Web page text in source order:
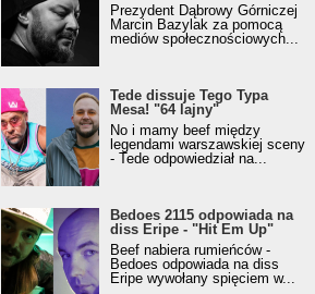
Prezydent Dąbrowy Górniczej
Marcin Bazylak za pomocą
mediów społecznościowych...
Tede dissuje Tego Typa
Mesa! "64 lajny"
No i mamy beef między
legendami warszawskiej sceny
- Tede odpowiedział na...
Bedoes 2115 odpowiada na
diss Eripe - "Hit Em Up"
Beef nabiera rumieńców -
Bedoes odpowiada na diss
Eripe wywołany spięciem w...